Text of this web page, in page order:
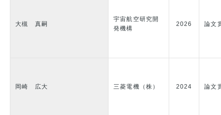
大槻 真嗣
宇宙航空研究開
発機構
2026 論文
岡崎 広大 三菱電機（株） 2024 論文